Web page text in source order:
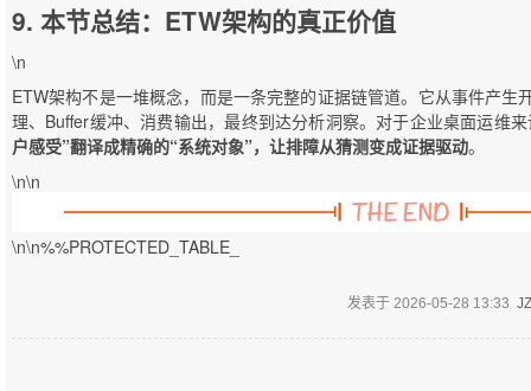
9. 本节总结：ETW架构的真正价值
\n
ETW架构不是一堆概念，而是一条完整的证据链管道。它从事件产生
理、Buffer缓冲、消费输出，最终到达分析洞察。对于企业桌面运维
户感受”翻译成精确的“系统对象”，让排障从猜测变成证据驱动。
\n\n
\n\n%%PROTECTED_TABLE_
发表于 2026-05-28 13:33